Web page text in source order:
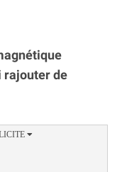
rajouter de